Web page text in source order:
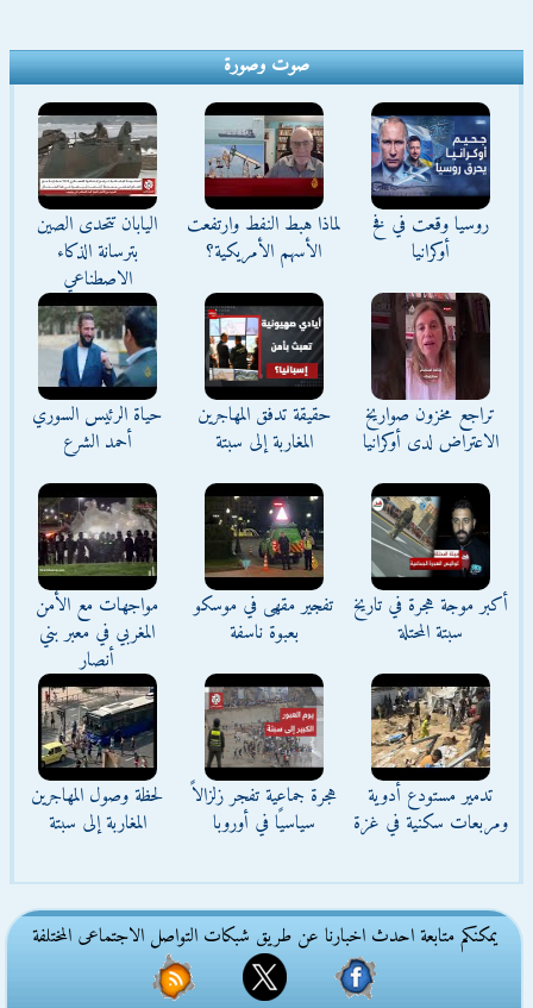
صوت وصورة
روسيا وقعت في فخ
أوكرانيا
لماذا هبط النفط وارتفعت
الأسهم الأمريكية؟
اليابان تتحدى الصين
بترسانة الذكاء
الاصطناعي
تراجع مخزون صواريخ
الاعتراض لدى أوكرانيا
حقيقة تدفق المهاجرين
المغاربة إلى سبتة
حياة الرئيس السوري
أحمد الشرع
أكبر موجة هجرة في تاريخ
سبتة المحتلة
تفجير مقهى في موسكو
بعبوة ناسفة
مواجهات مع الأمن
المغربي في معبر بني
أنصار
تدمير مستودع أدوية
ومربعات سكنية في غزة
هجرة جماعية تفجر زلزالاً
سياسيًا في أوروبا
لحظة وصول المهاجرين
المغاربة إلى سبتة
يمكنكم متابعة احدث اخبارنا عن طريق شبكات التواصل الاجتماعى المختلفة